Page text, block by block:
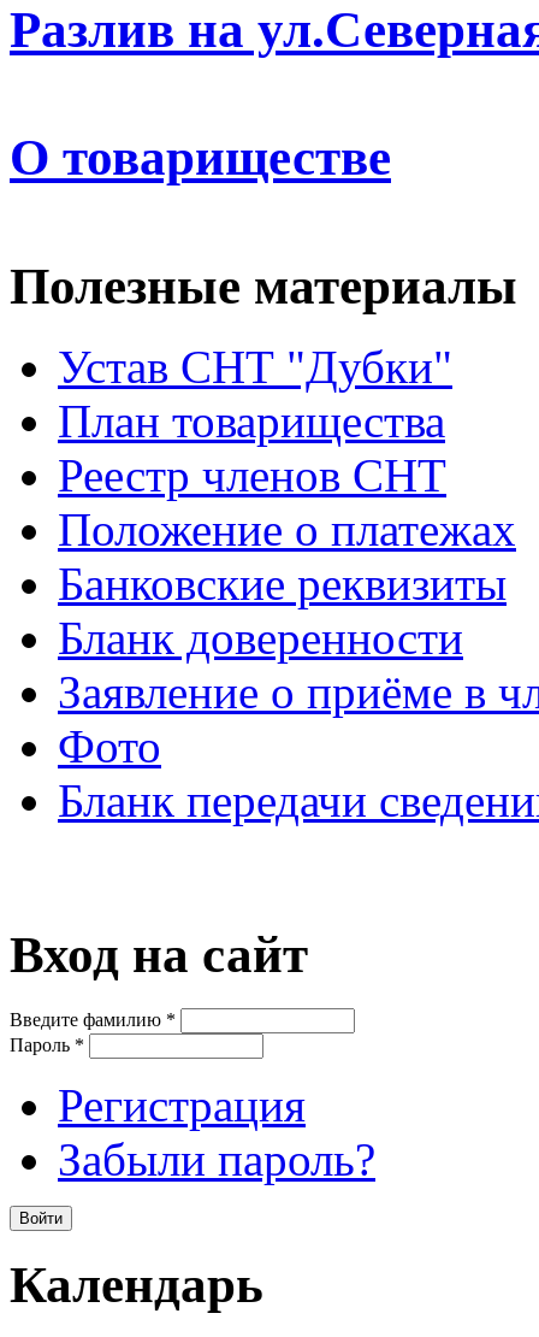
Разлив на
О товариществе
Полезные материалы
Устав CНТ "Дубки"
План товарищества
Реестр членов CНТ
Положение о платежах
Банковские реквизиты
Бланк доверенности
Заявление о приёме в
Фото
Бланк передачи
Вход на сайт
Введите фамилию *
Пароль *
Регистрация
Забыли пароль?
Календарь